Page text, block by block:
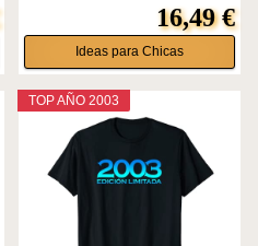
16,49 €
Ideas para Chicas
TOP AÑO 2003